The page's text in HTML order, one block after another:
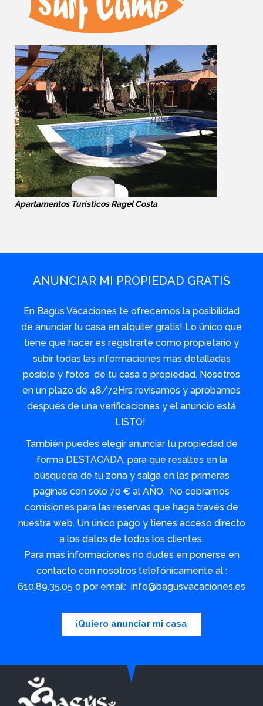
Apartamentos Turísticos Ragel Costa
ANUNCIAR MI PROPIEDAD GRATIS
En Bagus Vacaciones te ofrecemos la posibilidad
de anunciar tu casa en alquiler gratis! Lo único que
tiene que hacer es registrarte como propietario y
subir todas las informaciones mas detalladas
posible y fotos de tu casa o propiedad. Nosotros
en un plazo de 48/72Hrs revisamos y aprobamos
después de una verificaciones y el anuncio está
LISTO!
También puedes elegir anunciar tu propiedad de
forma DESTACADA, para que resaltes en la
búsqueda de tu zona y salga en las primeras
paginas con solo 70 € al AÑO. No cobramos
comisiones para las reservas que haga través de
nuestra web. Un único pago y tienes acceso directo
a los datos de todos los clientes.
Para mas informaciones no dudes en ponerse en
contacto con nosotros telefónicamente al :
610.89.35.05 o por email: info@bagusvacaciones.es
¡Quiero anunciar mi casa